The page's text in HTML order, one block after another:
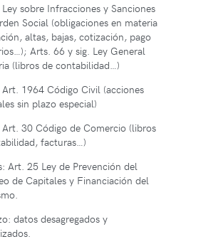
sobre Infracciones y Sanciones
Social (obligaciones en materia
altas, bajas, cotización, pago
Arts. 66 y sig. Ley General
(libros de contabilidad…)
1964 Código Civil (acciones
sin plazo especial)
30 Código de Comercio (libros
facturas…)
Art. 25 Ley de Prevención del
de Capitales y Financiación del
datos desagregados y